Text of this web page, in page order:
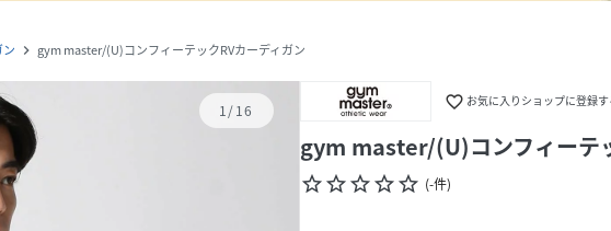
navigate_next gym master/(U)コンフィーテックRVカーディガン
1/16 favorite_border お気に入りショップに登録す
gym master/(U)コンフィーテ
star_borderstar_borderstar_borderstar_borderstar_border (-件)